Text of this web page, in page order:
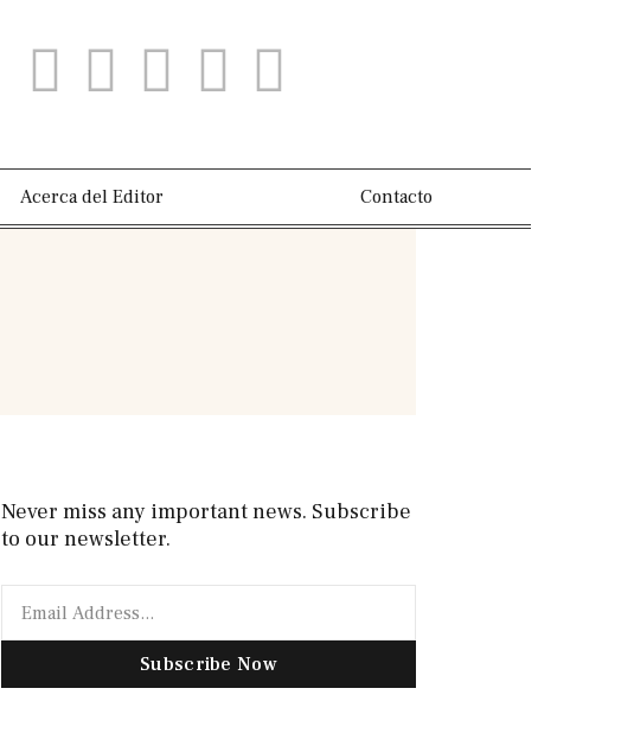
Acerca del Editor Contacto
Never miss any important news. Subscribe
to our newsletter.
Subscribe Now